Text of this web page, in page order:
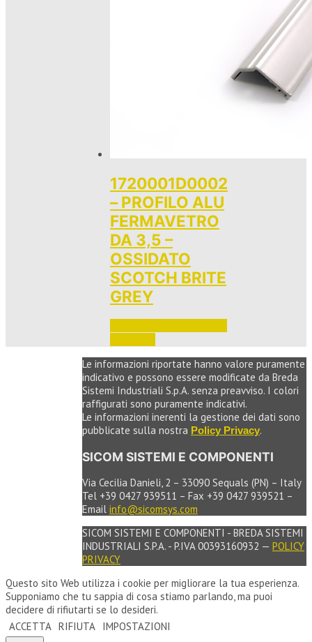
1720001D0002
– PROFILO ALU
FERMAVETRO
DA 3,5 –
OSSIDATO
SCOTCH BRITE
GREY
Le informazioni riportate hanno valore puramente
indicativo e possono essere modificate da Breda
Sistemi Industriali S.p.A. senza preavviso. I colori
raffigurati sono puramente indicativi.
Le informazioni inerenti la gestione dei dati sono
pubblicate sulla nostra Policy Privacy.
SICOM SISTEMI E COMPONENTI
Via Cecilia Danieli, 2 – 33090 Sequals (PN) – Italy
Tel +39 0427 939511 – Fax +39 0427 939521 –
Email info@sicomsys.com
SICOM SISTEMI E COMPONENTI - BREDA SISTEMI
INDUSTRIALI S.P.A. - P.IVA 00393160932 — POLICY
PRIVACY
Questo sito Web utilizza i cookie per migliorare la tua esperienza.
Supponiamo che tu sappia di cosa stiamo parlando, ma puoi
decidere di rifiutarti se lo desideri.
ACCETTA RIFIUTA IMPOSTAZIONI